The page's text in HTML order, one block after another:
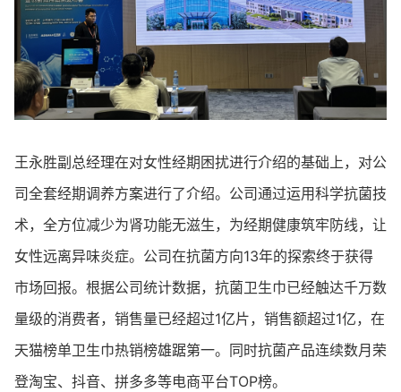
王永胜副总经理在对女性经期困扰进行介绍的基础上，对公
司全套经期调养方案进行了介绍。公司通过运用科学抗菌技
术，全方位减少为肾功能无滋生，为经期健康筑牢防线，让
女性远离异味炎症。公司在抗菌方向13年的探索终于获得
市场回报。根据公司统计数据，抗菌卫生巾已经触达千万数
量级的消费者，销售量已经超过1亿片，销售额超过1亿，在
天猫榜单卫生巾热销榜雄踞第一。同时抗菌产品连续数月荣
登淘宝、抖音、拼多多等电商平台TOP榜。